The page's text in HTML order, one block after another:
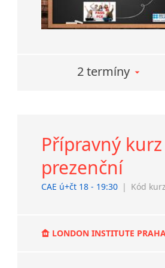
2 termíny
Přípravný
prezenční
CAE ú+čt 18 - 19:30 | Kód
LONDON INSTITUTE